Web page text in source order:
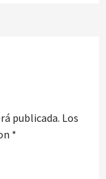
publicada. Los
*